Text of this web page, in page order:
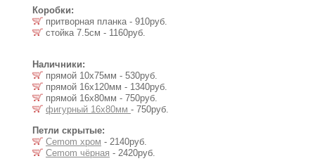
Коробки:
притворная планка - 910руб.
стойка 7.5cм - 1160руб.
Наличники:
прямой 10х75мм - 530руб.
прямой 16х120мм - 1340руб.
прямой 16х80мм - 750руб.
фигурный 16х80мм - 750руб.
Петли скрытые:
Cemom хром - 2140руб.
Cemom чёрная - 2420руб.